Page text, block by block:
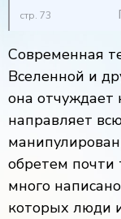
стр. 73
Современная
Вселенной и
она отчуждает
направляет
обретем почти
много
которых люди